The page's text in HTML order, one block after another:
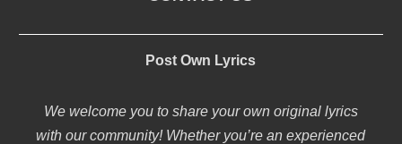
Post Own Lyrics
We welcome you to share your own original lyrics
with our community! Whether you’re an experienced